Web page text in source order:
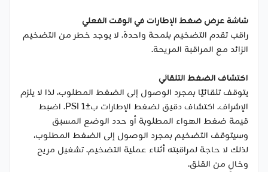
شاشة عرض ضغط الإطارات في الوقت الفعلي
راقب تقدم التضخيم بلمحة واحدة. لا يوجد خطر من التضخيم
الزائد مع المراقبة المريحة.
اكتشاف الضغط التلقائي
يتوقف تلقائيًا بمجرد الوصول إلى الضغط المطلوب، لذا لا يلزم
الإشراف. اكتشاف دقيق لضغط الإطارات ب±1 PSI. اضبط
قيمة ضغط الهواء المطلوبة أو حدد الوضع المسبق
وسيتوقف التضخيم بمجرد الوصول إلى الضغط المطلوب،
لذلك لا حاجة لمراقبته أثناء عملية التضخيم. تشغيل مريح
وخالٍ من القلق.